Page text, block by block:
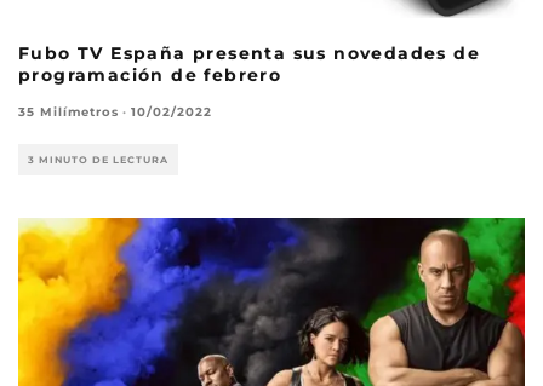
Fubo TV España presenta sus novedades de
programación de febrero
35 Milímetros · 10/02/2022
3 MINUTO DE LECTURA